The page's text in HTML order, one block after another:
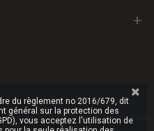
marchand de Vidéo Alarme Direct,
363 471. Toute reproduction même
du règlement no 2016/679, dit
général sur la protection des
vous acceptez l'utilisation de